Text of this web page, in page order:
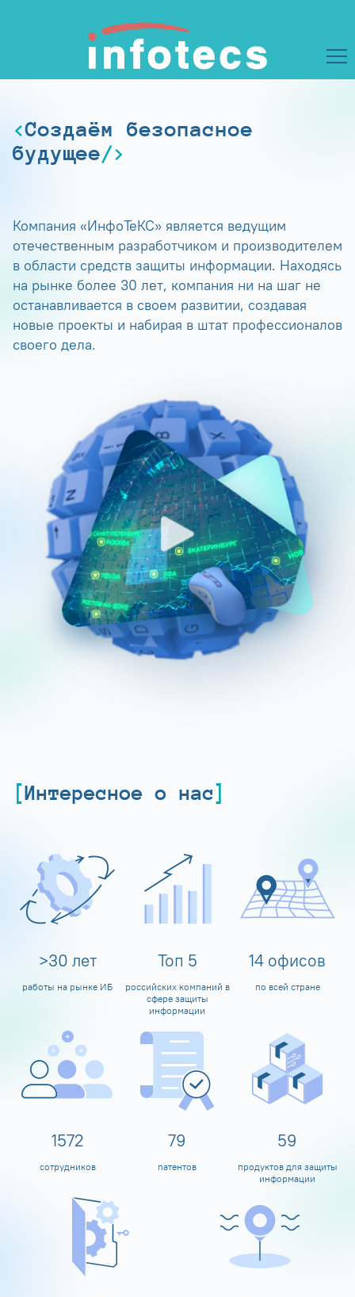
Создаём безопасное
будущее
Компания «ИнфоТеКС» является ведущим
отечественным разработчиком и производителем
в области средств защиты информации. Находясь
на рынке более 30 лет, компания ни на шаг не
останавливается в своем развитии, создавая
новые проекты и набирая в штат профессионалов
своего дела.
Интересное о нас
>30 лет
работы на рынке ИБ
Топ 5
российских компаний в
сфере защиты
информации
14 офисов
по всей стране
1600
сотрудников
80
патентов
60
продуктов для защиты
информации